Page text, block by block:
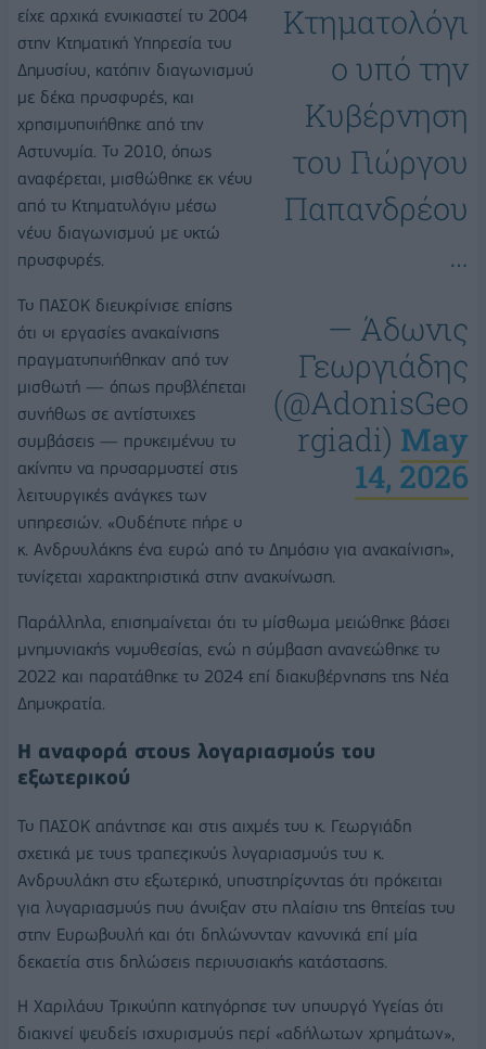
Κτηματολόγι
ο υπό την
Κυβέρνηση
του Γιώργου
Παπανδρέου
…
— Άδωνις
Γεωργιάδης
(@AdonisGeo
rgiadi) May
14, 2026
είχε αρχικά ενοικιαστεί το 2004
στην Κτηματική Υπηρεσία του
Δημοσίου, κατόπιν διαγωνισμού
με δέκα προσφορές, και
χρησιμοποιήθηκε από την
Αστυνομία. Το 2010, όπως
αναφέρεται, μισθώθηκε εκ νέου
από το Κτηματολόγιο μέσω
νέου διαγωνισμού με οκτώ
προσφορές.
Το ΠΑΣΟΚ διευκρίνισε επίσης
ότι οι εργασίες ανακαίνισης
πραγματοποιήθηκαν από τον
μισθωτή — όπως προβλέπεται
συνήθως σε αντίστοιχες
συμβάσεις — προκειμένου το
ακίνητο να προσαρμοστεί στις
λειτουργικές ανάγκες των
υπηρεσιών. «Ουδέποτε πήρε ο
κ. Ανδρουλάκης ένα ευρώ από το Δημόσιο για ανακαίνιση»,
τονίζεται χαρακτηριστικά στην ανακοίνωση.
Παράλληλα, επισημαίνεται ότι το μίσθωμα μειώθηκε βάσει
μνημονιακής νομοθεσίας, ενώ η σύμβαση ανανεώθηκε το
2022 και παρατάθηκε το 2024 επί διακυβέρνησης της Νέα
Δημοκρατία.
Η αναφορά στους λογαριασμούς του
εξωτερικού
Το ΠΑΣΟΚ απάντησε και στις αιχμές του κ. Γεωργιάδη
σχετικά με τους τραπεζικούς λογαριασμούς του κ.
Ανδρουλάκη στο εξωτερικό, υποστηρίζοντας ότι πρόκειται
για λογαριασμούς που άνοιξαν στο πλαίσιο της θητείας του
στην Ευρωβουλή και ότι δηλώνονταν κανονικά επί μία
δεκαετία στις δηλώσεις περιουσιακής κατάστασης.
Η Χαριλάου Τρικούπη κατηγόρησε τον υπουργό Υγείας ότι
διακινεί ψευδείς ισχυρισμούς περί «αδήλωτων χρημάτων»,